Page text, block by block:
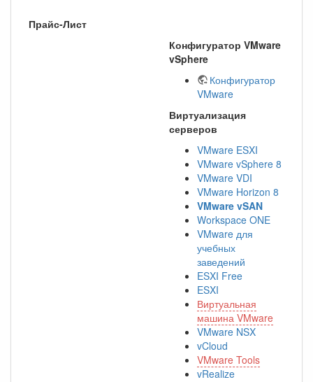
Конфигуратор VMware
vSphere
Конфигуратор
VMware
Виртуализация
серверов
VMware ESXI
VMware vSphere 8
VMware VDI
VMware Horizon 8
VMware vSAN
Workspace ONE
VMware для
учебных
заведений
ESXI Free
ESXI
Виртуальная
машина VMware
VMware NSX
vCloud
VMware Tools
vRealize
Прайс-Лист